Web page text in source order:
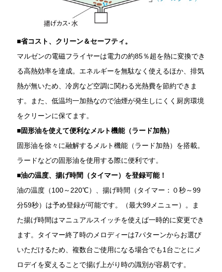
■省コスト、クリーン＆セーフティ。
マルゼンの電磁フライヤーは電力の約85％超を熱に変換でき
る高熱効率を達成。エネルギーを無駄なく使えるほか、排気
熱が無いため、冷房など空調に関わる光熱費を節約できま
す。また、低温均一加熱なので油煙が発生しにくく厨房環境
をクリーンに保てます。
■固形油を使えて便利なメルト機能（ラード加熱）
固形油を徐々に融解するメルト機能（ラード加熱）を搭載。
ラードなどの固形油を使用する際に便利です。
■油の温度、揚げ時間（タイマー）を登録可能！
油の温度（100～220℃）、揚げ時間（タイマー：０秒～99
分59秒）は予め登録が可能です。（最大99メニュー）。ま
た揚げ時間はマニュアルスイッチを使えば一時的に変更でき
ます。タイマー終了時のメロディーは7パターンからお選び
いただけるため、複数台ご使用になる場合でも1台ごとにメ
ロデイを変えることで揚げ上がり時の識別が容易です。